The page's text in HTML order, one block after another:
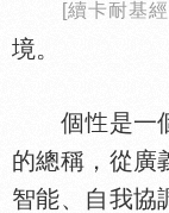
[續卡耐基
境。
個 是一
的總稱，從廣
智能、自我協